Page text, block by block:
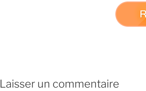
Laisser un commentaire